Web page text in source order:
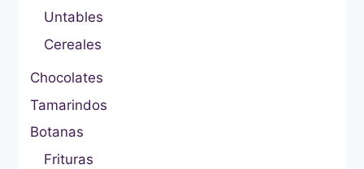
Untables
Cereales
Chocolates
Tamarindos
Botanas
Frituras